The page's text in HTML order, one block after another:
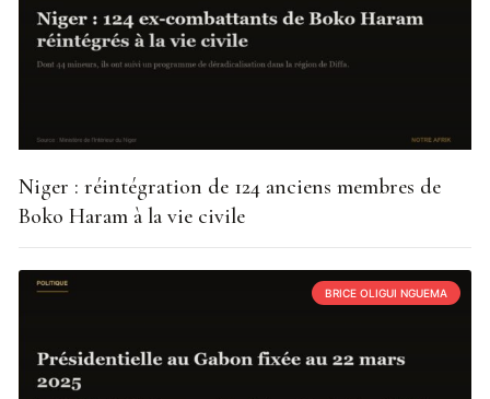
Niger : réintégration de 124 anciens membres de
Boko Haram à la vie civile
BRICE OLIGUI NGUEMA